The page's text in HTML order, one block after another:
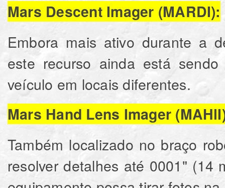
Mars Descent Imager (MARDI):
Embora mais ativo durante a
este recurso ainda está
veículo em locais diferentes.
Mars Hand Lens Imager
Também localizado no braço
resolver detalhes até 0001" (14